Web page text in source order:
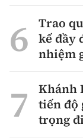
Trao
kế đầy
nhiệm
Khánh
tiến độ
trọng